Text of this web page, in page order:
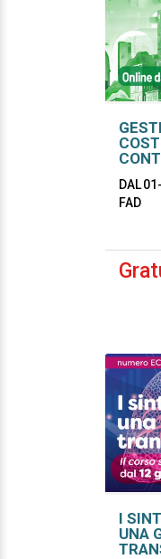
DAL
FAD
I
UNA